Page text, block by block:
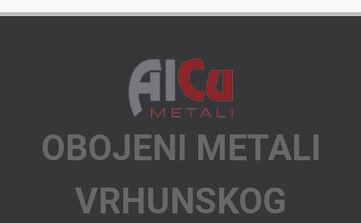
OBOJENI METALI
VRHUNSKOG